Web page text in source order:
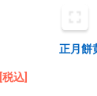
[税込]
正月餅